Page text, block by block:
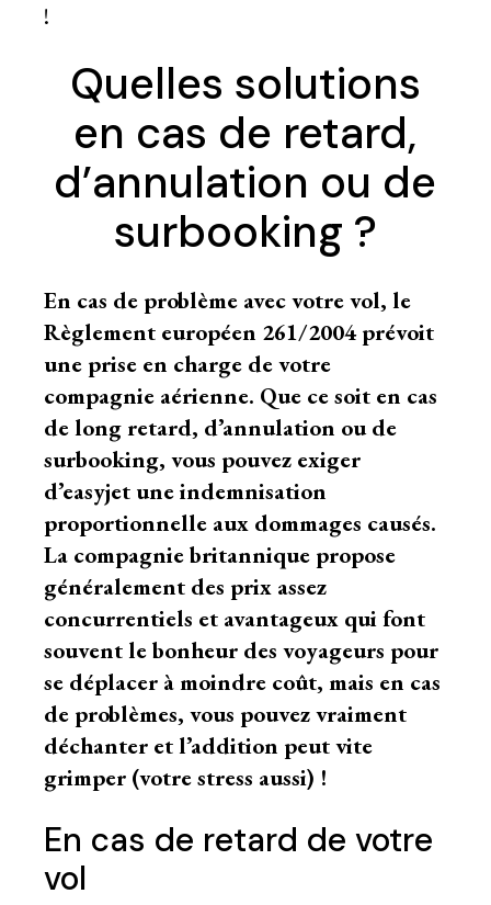
!
Quelles solutions
en cas de retard,
d’annulation ou de
surbooking ?
En cas de problème avec votre vol, le
Règlement européen 261/2004 prévoit
une prise en charge de votre
compagnie aérienne. Que ce soit en cas
de long retard, d’annulation ou de
surbooking, vous pouvez exiger
d’easyjet une indemnisation
proportionnelle aux dommages causés.
La compagnie britannique propose
généralement des prix assez
concurrentiels et avantageux qui font
souvent le bonheur des voyageurs pour
se déplacer à moindre coût, mais en cas
de problèmes, vous pouvez vraiment
déchanter et l’addition peut vite
grimper (votre stress aussi) !
En cas de retard de votre
vol